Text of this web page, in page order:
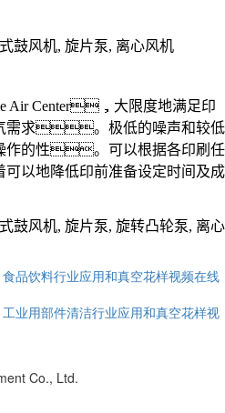
鼓风机, 旋片泵, 离心风机
Air Center，大限度地满足印
需求。极低的噪声和较低
的性。可以根据各印刷任
以地降低印前准备设定时间及成
鼓风机, 旋片泵, 旋转凸轮泵, 离心
品饮料行业应用和真空花样视频在线
业用部件清洁行业应用和真空花样视
Co., Ltd.